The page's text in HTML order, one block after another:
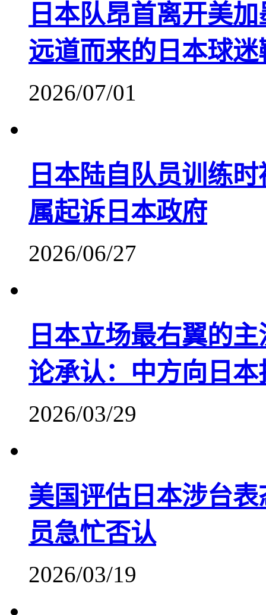
日本队昂首离开美
远道而来的日本球迷
2026/07/01
日本陆自队员训练
属起诉日本政府
2026/06/27
日本立场最右翼的
论承认：中方向日
2026/03/29
美国评估日本涉台
员急忙否认
2026/03/19